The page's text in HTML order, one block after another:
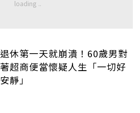
退休第一天就崩潰！60歲男對
著超商便當懷疑人生「一切好
安靜」